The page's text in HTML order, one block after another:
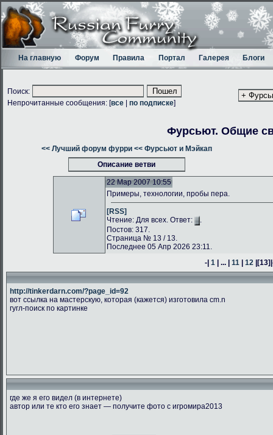
На главную Форум Правила Портал Галерея Блоги
Поиск:
Непрочитанные сообщения: [все по подписке]
Фурсьют. Общие
<< Лучший форум фурри << Фурсьют и Мэйкап
Описание ветви
22 Мар 2007 10:55
Примеры, технологии, пробы пера.
[RSS]
Чтение: Для всех. Ответ:
.
Постов: 317.
Страница № 13 / 13.
Последнее 05 Апр 2026 23:11.
-|1 | ... |11 |12 |[13]
http://tinkerdarn.com/?page_id=92
вот ссылка на мастерскую, которая (кажется) изготовила cm.n
гугл-поиск по картинке
где же я его видел (в интернете)
автор или те кто его знает — получите фото с игромира2013